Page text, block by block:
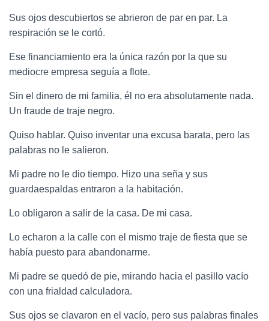
Sus ojos descubiertos se abrieron de par en par. La
respiración se le cortó.
Ese financiamiento era la única razón por la que su
mediocre empresa seguía a flote.
Sin el dinero de mi familia, él no era absolutamente nada.
Un fraude de traje negro.
Quiso hablar. Quiso inventar una excusa barata, pero las
palabras no le salieron.
Mi padre no le dio tiempo. Hizo una seña y sus
guardaespaldas entraron a la habitación.
Lo obligaron a salir de la casa. De mi casa.
Lo echaron a la calle con el mismo traje de fiesta que se
había puesto para abandonarme.
Mi padre se quedó de pie, mirando hacia el pasillo vacío
con una frialdad calculadora.
Sus ojos se clavaron en el vacío, pero sus palabras finales